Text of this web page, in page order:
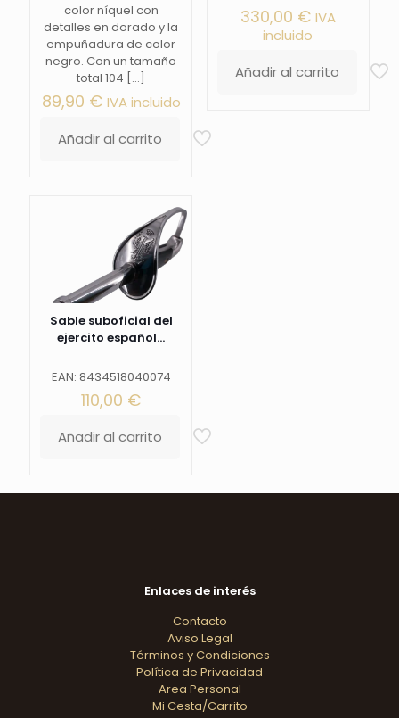
color níquel con
detalles en dorado y la
empuñadura de color
negro. Con un tamaño
total 104 […]
89,90 € IVA incluido
Añadir al carrito
330,00 € IVA
incluido
Añadir al carrito
Sable suboficial del
ejercito español...
EAN: 8434518040074
110,00 €
Añadir al carrito
Enlaces de interés
Contacto
Aviso Legal
Términos y Condiciones
Política de Privacidad
Area Personal
Mi Cesta/Carrito